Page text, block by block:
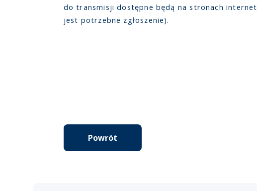
do transmisji dostępne będą na stronach
jest potrzebne zgłoszenie).
Powrót